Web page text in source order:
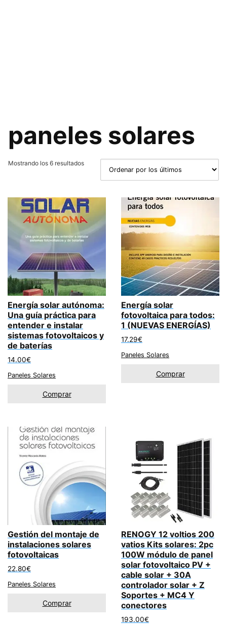
paneles solares
Mostrando los 6 resultadosOrdenado
Energía solar autónoma:
Una guía práctica para
entender e instalar
sistemas fotovoltaicos y
de baterías
14.00€
Paneles Solares
Comprar
Energía solar
fotovoltaica para todos:
1 (NUEVAS ENERGÍAS)
17.29€
Paneles Solares
Comprar
Gestión del montaje de
instalaciones solares
fotovoltaicas
22.80€
Paneles Solares
Comprar
RENOGY 12 voltios 200
vatios Kits solares: 2pc
100W módulo de panel
solar fotovoltaico PV +
cable solar + 30A
controlador solar + Z
Soportes + MC4 Y
conectores
193.00€